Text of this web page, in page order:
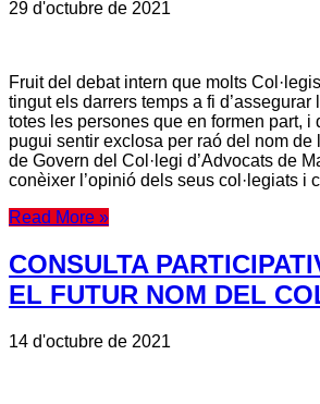
29 d'octubre de 2021
Fruit del debat intern que molts
tingut els darrers temps a fi
totes les persones que en formen part, i
pugui sentir exclosa per raó del nom de
de Govern del Col·legi d’Advocats de
conèixer l’opinió dels seus col·legiats i
Read More »
CONSULTA
EL FUTUR NOM DEL
14 d'octubre de 2021